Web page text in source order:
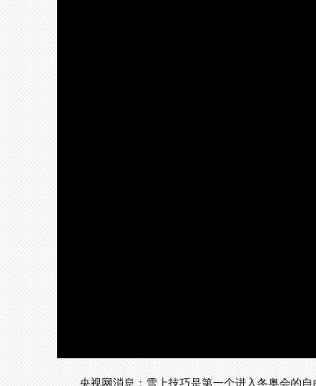
央视网消息：雪上技巧是第一个进入冬奥会的